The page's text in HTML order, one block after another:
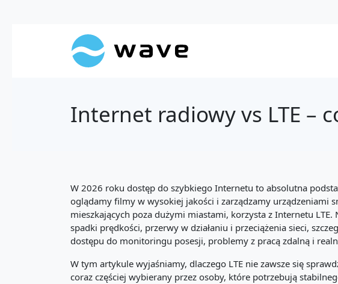
Internet radiowy vs LTE –
W 2026 roku dostęp do szybkiego Internetu to absolutna
oglądamy filmy w wysokiej jakości i zarządzamy urządzeniami
mieszkających poza dużymi miastami, korzysta z Internetu
spadki prędkości, przerwy w działaniu i przeciążenia sieci,
dostępu do monitoringu posesji, problemy z pracą zdalną i
W tym artykule wyjaśniamy, dlaczego LTE nie zawsze się
coraz częściej wybierany przez osoby, które potrzebują